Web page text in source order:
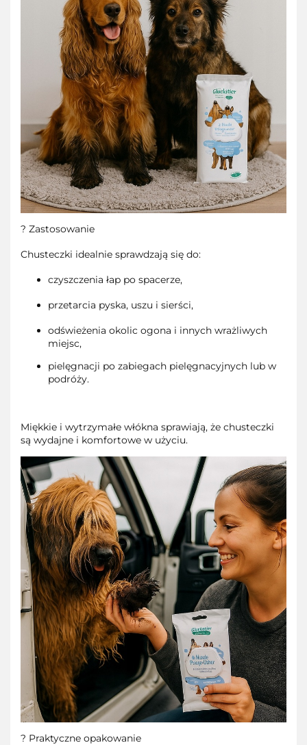
? Zastosowanie
Chusteczki idealnie sprawdzają się do:
czyszczenia łap po spacerze,
przetarcia pyska, uszu i sierści,
odświeżenia okolic ogona i innych wrażliwych
miejsc,
pielęgnacji po zabiegach pielęgnacyjnych lub w
podróży.
Miękkie i wytrzymałe włókna sprawiają, że chusteczki
są wydajne i komfortowe w użyciu.
? Praktyczne opakowanie